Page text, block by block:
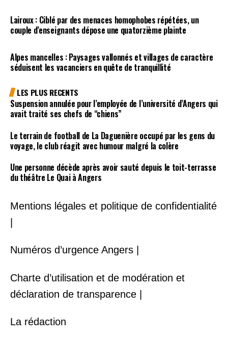
Lairoux : Ciblé par des menaces homophobes répétées, un
couple d’enseignants dépose une quatorzième plainte
Alpes mancelles : Paysages vallonnés et villages de caractère
séduisent les vacanciers en quête de tranquillité
LES PLUS RECENTS
Suspension annulée pour l’employée de l’université d’Angers qui
avait traité ses chefs de “chiens”
Le terrain de football de La Daguenière occupé par les gens du
voyage, le club réagit avec humour malgré la colère
Une personne décède après avoir sauté depuis le toit-terrasse
du théâtre Le Quai à Angers
Mentions légales et politique de confidentialité
Numéros d’urgence Angers |
Charte d’utilisation et de modération et
déclaration de transparence |
La rédaction